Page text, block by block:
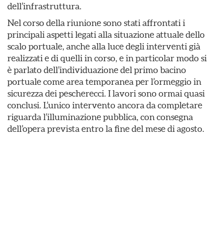
dell’infrastruttura.
Nel corso della riunione sono stati affrontati i
principali aspetti legati alla situazione attuale dello
scalo portuale, anche alla luce degli interventi già
realizzati e di quelli in corso, e in particolar modo si
è parlato dell’individuazione del primo bacino
portuale come area temporanea per l’ormeggio in
sicurezza dei pescherecci. I lavori sono ormai quasi
conclusi. L’unico intervento ancora da completare
riguarda l’illuminazione pubblica, con consegna
dell’opera prevista entro la fine del mese di agosto.